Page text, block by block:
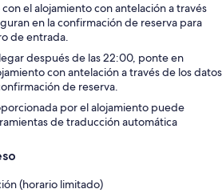
el alojamiento con antelación a través
en la confirmación de reserva para
de entrada.
después de las 22:00, ponte en
con antelación a través de los datos
de reserva.
por el alojamiento puede
de traducción automática
(horario limitado)